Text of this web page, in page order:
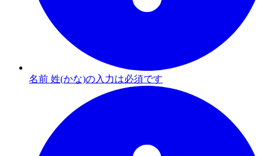
名前 姓(かな)の入力は必須です